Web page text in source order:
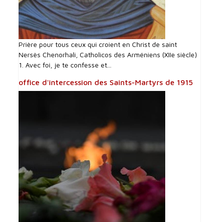
Prière pour tous ceux qui croient en Christ de saint
Nersès Chenorhali, Catholicos des Arméniens (XIIe siècle)
1. Avec foi, je te confesse et...
office d'intercession des Saints-Martyrs de 1915